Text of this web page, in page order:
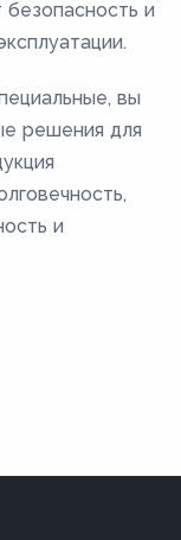
и
вы
решения для
и